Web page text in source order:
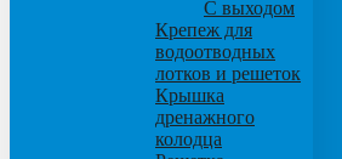
С выходом
Крепеж для
водоотводных
лотков и решеток
Крышка
дренажного
колодца